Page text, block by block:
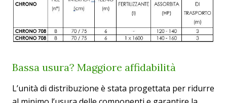
Bassa usura? Maggiore affidabilità
L’unità di distribuzione è stata progettata per ridurre